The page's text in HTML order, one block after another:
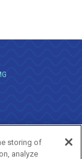
storing of
analyze